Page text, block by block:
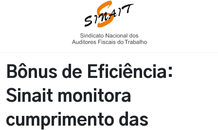
Bônus de Eficiência:
Sinait monitora
cumprimento das